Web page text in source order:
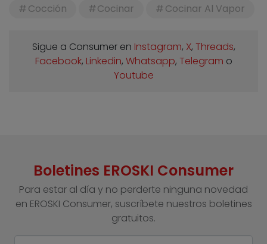
Cocción Cocinar Cocinar Al Vapor
Sigue a Consumer en Instagram, X, Threads,
Facebook, Linkedin, Whatsapp, Telegram o
Youtube
Boletines EROSKI Consumer
Para estar al día y no perderte ninguna novedad
en EROSKI Consumer, suscríbete nuestros boletines
gratuitos.